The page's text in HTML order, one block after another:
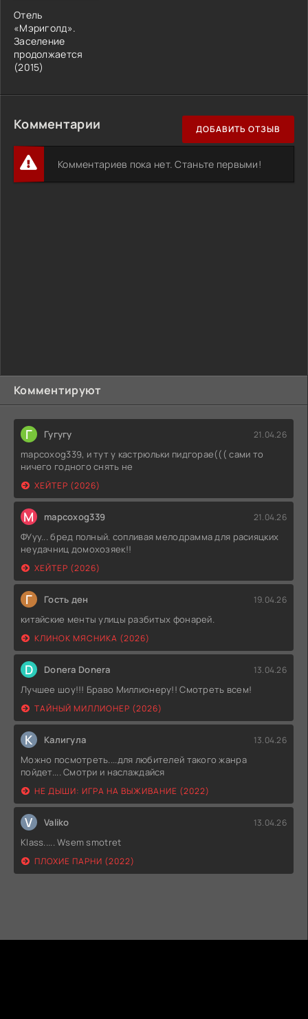
Комментируют
Г Гугугу 21.04.26
mapcoxog339, и тут у кастрюльки пидгорае((( сами то
ничего годного снять не
ХЕЙТЕР (2026)
M mapcoxog339 21.04.26
ФУуу... бред полный. сопливая мелодрамма для расияцких
неудачниц домохозяек!!
ХЕЙТЕР (2026)
Г Гость ден 19.04.26
китайские менты улицы разбитых фонарей.
КЛИНОК МЯСНИКА (2026)
D Donera Donera 13.04.26
Лучшее шоу!!! Браво Миллионеру!! Смотреть всем!
ТАЙНЫЙ МИЛЛИОНЕР (2026)
К Калигула 13.04.26
Можно посмотреть....для любителей такого жанра
пойдет.... Смотри и наслаждайся
НЕ ДЫШИ: ИГРА НА ВЫЖИВАНИЕ (2022)
V Valiko 13.04.26
Klass..... Wsem smotret
ПЛОХИЕ ПАРНИ (2022)
Отель
«Мэриголд».
Заселение
продолжается
(2015)
Комментарии ДОБАВИТЬ ОТЗЫВ
Комментариев пока нет. Станьте первыми!